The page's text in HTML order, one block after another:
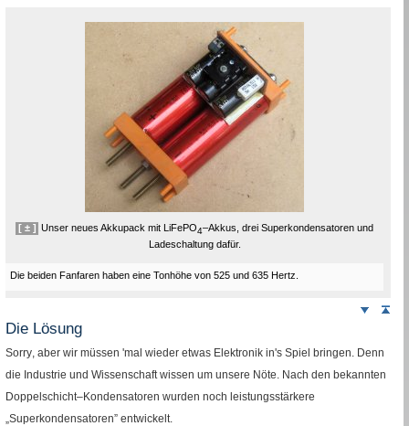
[ ± ] Unser neues Akkupack mit LiFePO4–Akkus, drei Superkondensatoren und
Ladeschaltung dafür.
Die beiden Fanfaren haben eine Tonhöhe von 525 und 635 Hertz.
Weiter
Die Lösung
Sorry, aber wir müssen 'mal wieder etwas Elektronik in's Spiel bringen. Denn
die Industrie und Wissenschaft wissen um unsere Nöte. Nach den bekannten
Doppelschicht–Kondensatoren wurden noch leistungsstärkere
„Superkondensatoren” entwickelt.